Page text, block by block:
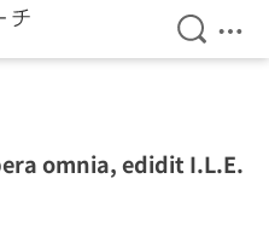
検索を
メ
omnia, edidit I.L.E.